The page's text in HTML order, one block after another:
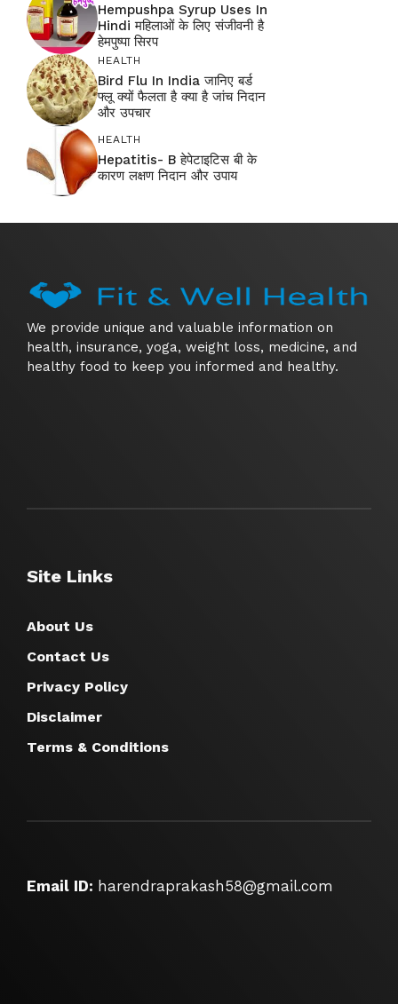
Hempushpa Syrup Uses In
Hindi महिलाओं के लिए संजीवनी है
हेमपुष्पा सिरप
HEALTH
Bird Flu In India जानिए बर्ड
फ्लू क्यों फैलता है क्या है जांच निदान
और उपचार
HEALTH
Hepatitis- B हेपेटाइटिस बी के
कारण लक्षण निदान और उपाय
We provide unique and valuable information on
health, insurance, yoga, weight loss, medicine, and
healthy food to keep you informed and healthy.
Site Links
About Us
Contact Us
Privacy Policy
Disclaimer
Terms & Conditions
Email ID: harendraprakash58@gmail.com